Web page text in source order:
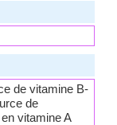
de vitamine B-
de
vitamine A